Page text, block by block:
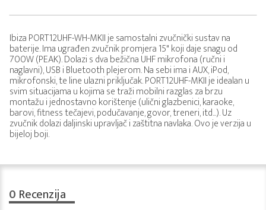
Ibiza PORT12UHF-WH-MKII je samostalni zvučnički sustav na
baterije. Ima ugrađen zvučnik promjera 15" koji daje snagu od
700W (PEAK). Dolazi s dva bežična UHF mikrofona (ručni i
naglavni), USB i Bluetooth plejerom. Na sebi ima i AUX, iPod,
mikrofonski, te line ulazni priključak. PORT12UHF-MKII je idealan u
svim situacijama u kojima se traži mobilni razglas za brzu
montažu i jednostavno korištenje (ulični glazbenici, karaoke,
barovi, fitness tečajevi, podučavanje, govor, treneri, itd...). Uz
zvučnik dolazi daljinski upravljač i zaštitna navlaka. Ovo je verzija u
bijeloj boji.
0 Recenzija